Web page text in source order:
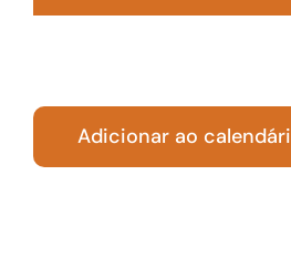
Adicionar ao